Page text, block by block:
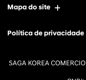
Mapa do site
Política de privacidade
SAGA KOREA